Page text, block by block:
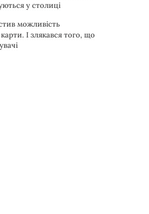
у столиці
можливість
І злякався того, що